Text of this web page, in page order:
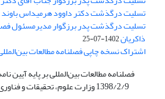
تسلیت درگذشت دکتر داوود هرمیداس باوند
تسلیت درگذشت پدر برزگوار مدیرمسئول
ذاکریان1402-07-25
اشتراک نسخه چاپی فصلنامه مطالعات
1398/2/9 وزارت علوم، تحقیقات و فناوری، یک نشریه علمی است